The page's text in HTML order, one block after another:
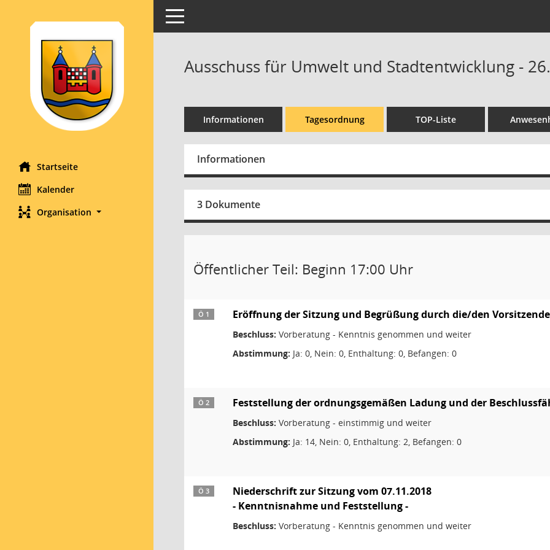
Startseite
Kalender
Organisation
Toggle navigation
Ausschuss für Umwelt und Stadtentwicklung -
Informationen Tagesordnung TOP-Liste
Informationen
3 Dokumente
Öffentlicher Teil: Beginn 17:00 Uhr
Ö 1 Eröffnung der Sitzung und Begrüßung durch die/den
Beschluss: Vorberatung - Kenntnis genommen und weiter
Abstimmung: Ja: 0, Nein: 0, Enthaltung: 0, Befangen: 0
Ö 2 Feststellung der ordnungsgemäßen Ladung und der
Beschluss: Vorberatung - einstimmig und weiter
Abstimmung: Ja: 14, Nein: 0, Enthaltung: 2, Befangen: 0
Ö 3
Niederschrift zur Sitzung vom 07.11.2018
- Kenntnisnahme und Feststellung -
Beschluss: Vorberatung - Kenntnis genommen und weiter